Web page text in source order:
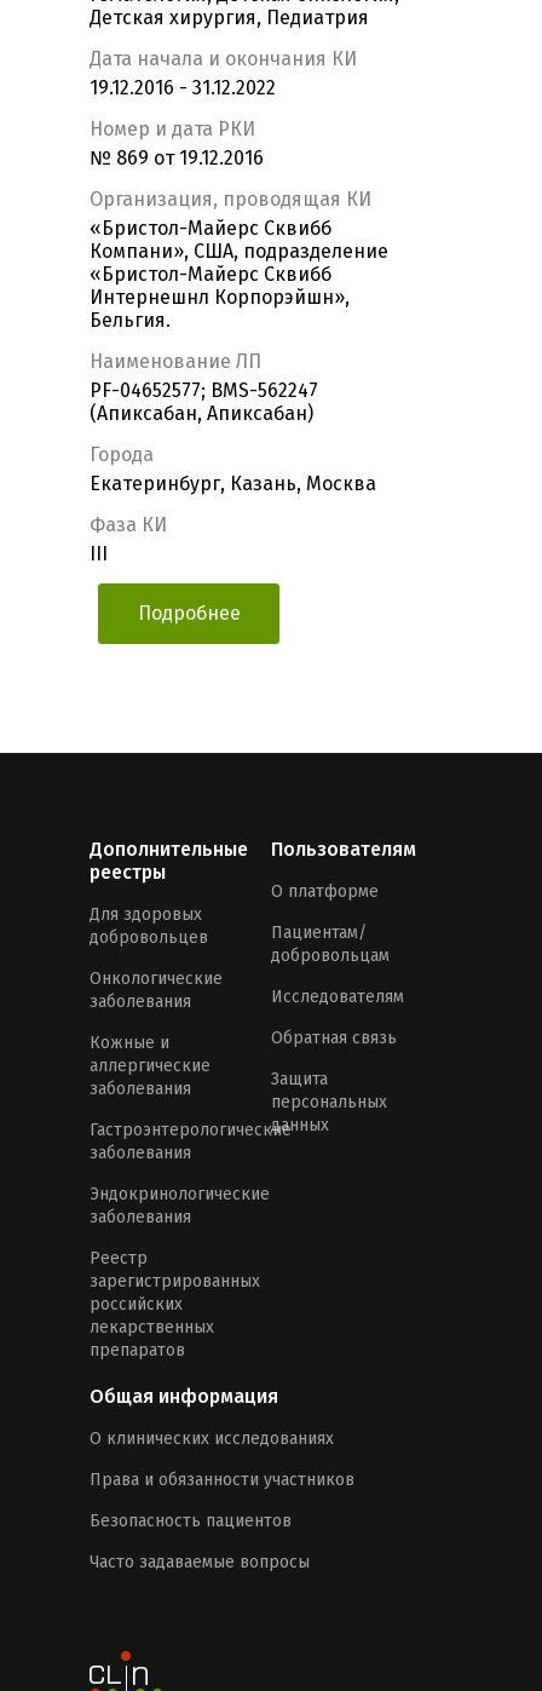
Детская хирургия, Педиатрия
Дата начала и окончания КИ
19.12.2016 - 31.12.2022
Номер и дата РКИ
№ 869 от 19.12.2016
Организация, проводящая КИ
«Бристол-Майерс Сквибб
Компани», США, подразделение
«Бристол-Майерс Сквибб
Интернешнл Корпорэйшн»,
Бельгия.
Наименование ЛП
PF-04652577; BMS-562247
(Апиксабан, Апиксабан)
Города
Екатеринбург, Казань, Москва
Фаза КИ
Подробнее
Дополнительные
реестры
Для здоровых
добровольцев
Онкологические
заболевания
Кожные и
аллергические
заболевания
Гастроэнтерологические
заболевания
Эндокринологические
заболевания
Реестр
зарегистрированных
российских
лекарственных
препаратов
Пользователям
О платформе
Пациентам/
добровольцам
Исследователям
Обратная связь
Защита
персональных
данных
Общая информация
О клинических исследованиях
Права и обязанности участников
Безопасность пациентов
Часто задаваемые вопросы